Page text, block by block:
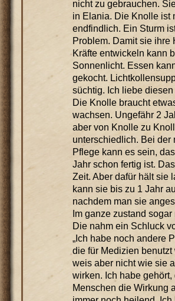
nicht zu gebrauchen.
in Elania. Die Knolle ist
endfindlich. Ein Sturm
Problem. Damit sie ihre
Kräfte entwickeln kann
Sonnenlicht. Essen
gekocht.
süchtig. Ich liebe
Die Knolle braucht
wachsen. Ungefähr 2
aber von Knolle zu
unterschiedlich. Bei der
Pflege kann es sein,
Jahr schon fertig ist.
Zeit. Aber dafür hält sie
kann sie bis zu 1 Jahr
nachdem man sie
Im ganze zustand sogar
Die nahm ein Schluck
„Ich habe noch andere
die für Medizien benutzt
weis aber nicht wie sie
wirken. Ich habe gehört,
Menschen die Wirkung